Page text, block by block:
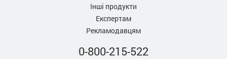
Інші продукти
Експертам
Рекламодавцям
0-800-215-522